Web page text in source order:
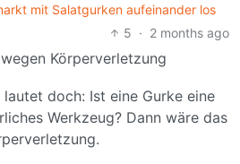
mit Salatgurken aufeinander los
5 · 2 months ago
Körperverletzung
doch: Ist eine Gurke eine
Werkzeug? Dann wäre das